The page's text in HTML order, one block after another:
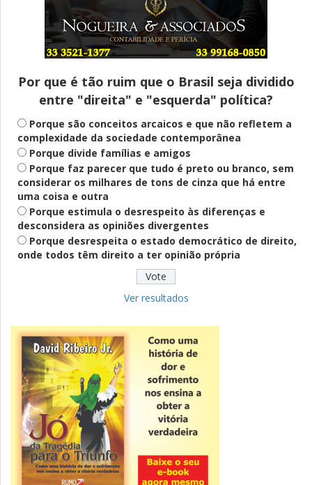
Entenda
Pix Pensão Alimentícia: entenda o que é
e como solicitar
Saúde Mental
Plataforma oferece escuta em saúde
mental para jovens no SUS Digital
Definido
PT lança Patrus Ananias como candidato
ao governo de Minas Gerais
Fies: pré-selecionados têm até terça
para complementar informações
Novidade
CNPJ alfanumérico começa a ser emitido
nesta sexta
ver todas »
Por que é tão ruim que o Brasil seja dividido
entre "direita" e "esquerda" política?
Porque são conceitos arcaicos e que não refletem a
complexidade da sociedade contemporânea
Porque divide famílias e amigos
Porque faz parecer que tudo é preto ou branco, sem
considerar os milhares de tons de cinza que há entre
uma coisa e outra
Porque estimula o desrespeito às diferenças e
desconsidera as opiniões divergentes
Porque desrespeita o estado democrático de direito,
onde todos têm direito a ter opinião própria
Ver resultados